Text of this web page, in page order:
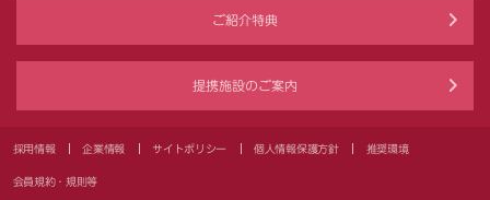
ご紹介特典
提携施設のご案内
採用情報 企業情報 サイトポリシー 個人情報保護方針 推奨環境
会員規約・規則等